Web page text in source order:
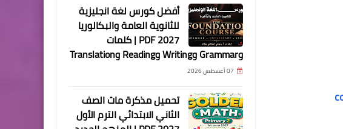
أفضل كورس لغة انجليزية
للثانوية العامة والبكالوريا
2027 PDF | كلمات
وGrammar وWriting وReading وTranslation
07 أغسطس 2026
تحميل مذكرة ماث الصف
الثاني الابتدائي الترم الأول